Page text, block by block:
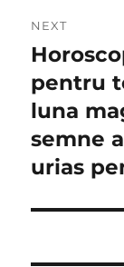
NEXT
Next
post:
pentru
luna
semne
urias